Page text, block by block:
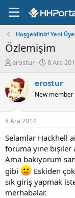
Hoşgeldiniz! Yeni
Özlemişim
K
n
b
u
u
b
a
l
a
t
a
n
erostur
B
ş
a
ç
a
r
i
h
8 Ara
erostur
New member
8 Ara 2014
Selamlar Hackhell
foruma yine bişiler
Ama bakıyorum
gibi
Eskiden
sık giriş yapmak
merhabalar.